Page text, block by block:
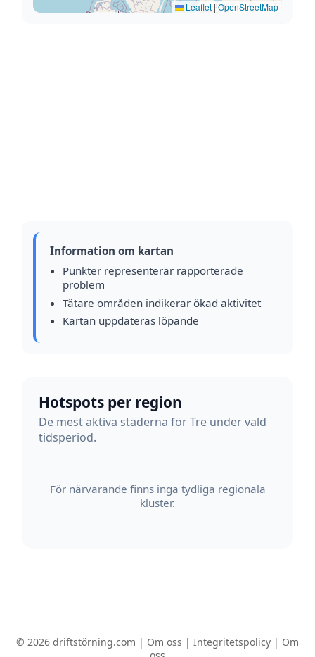
Leaflet|OpenStreetMap
Information om kartan
Punkter representerar rapporterade
problem
Tätare områden indikerar ökad aktivitet
Kartan uppdateras löpande
Hotspots per region
De mest aktiva städerna för Tre under vald
tidsperiod.
För närvarande finns inga tydliga regionala
kluster.
© 2026 driftstörning.com | Om oss | Integritetspolicy | Om